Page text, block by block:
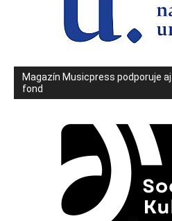
Magazín Musicpress podporuje
fond